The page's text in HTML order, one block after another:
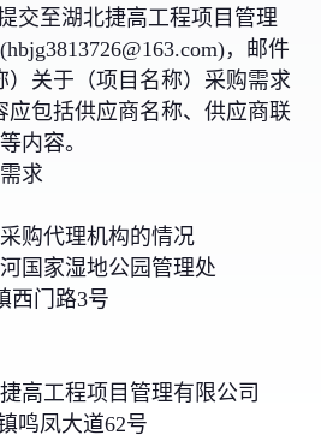
交至湖北捷高工程项目管理
，邮件
）关于（项目名称）采购需求
应包括供应商名称、供应商联
内容。
求
购代理机构的情况
国家湿地公园管理处
西门路3号
高工程项目管理有限公司
鸣凤大道62号